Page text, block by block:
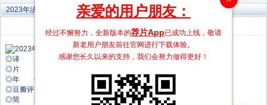
2023年法国电视剧《塔皮》 连载至第07集
发布时间：2026-06-19 12:30:02
◎译 名 塔皮
◎片 名 塔皮
◎年 代 2023
◎豆瓣评分 7.8
◎简 介
亲爱的用户朋友：
经过不懈努力，全新版本的荐片App已成功上线，敬请
新老用户朋友前往官网进行下载体验。
感谢您长久以来的支持，我们会努力做得更好！